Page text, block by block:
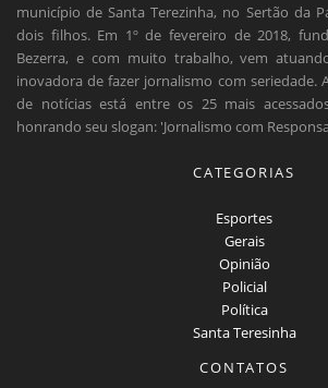
município de Santa Terezinha, no Sertão da
dois filhos. Em 1º de fevereiro de 2018,
Bezerra, e com muito trabalho, vem
inovadora de fazer jornalismo com seriedade.
de notícias está entre os 25 mais
honrando seu slogan: 'Jornalismo com
CATEGORIAS
Esportes
Gerais
Opinião
Policial
Política
Santa Teresinha
CONTATOS